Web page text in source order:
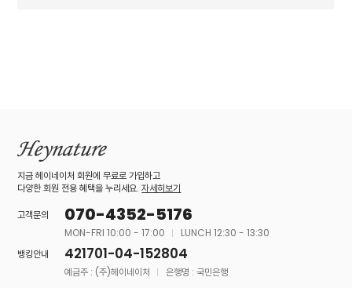
지금 헤이네이처 회원에 무료로 가입하고
다양한 회원 전용 혜택을 누리세요.자세히보기
고객문의
070-4352-5176
MON-FRI 10:00 - 17:00
LUNCH 12:30 - 13:30
뱅킹안내
421701-04-152804
예금주 : (주)헤이네이처 은행명 : 국민은행